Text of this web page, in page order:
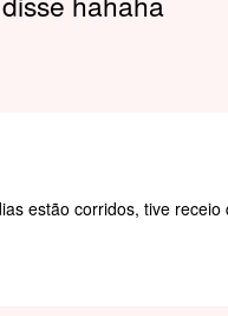
estão corridos, tive